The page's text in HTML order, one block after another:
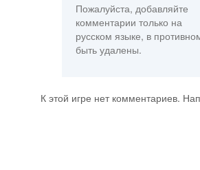
Пожалуйста, добавляйте
комментарии только на
русском языке, в
быть удалены.
К этой игре нет комментариев.